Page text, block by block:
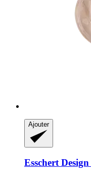
Ajouter
Esschert Design